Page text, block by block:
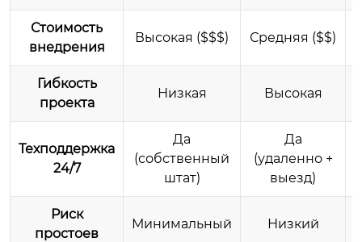
Стоимость
внедрения
Высокая ($$$) Средняя ($$)
Гибкость
проекта
Низкая Высокая
Техподдержка
24/7
Да
(собственный
штат)
Да
(удаленно +
выезд)
Риск
простоев
Минимальный Низкий